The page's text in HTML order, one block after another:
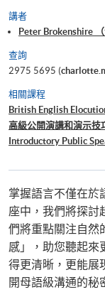
講者
Peter Brokenshire
查詢
2975 5695 (
相關課程
British English
高級公開演講和演示技
Introductory Public
掌握語言不僅在於
座中，我們將探討
們將重點關注自然
感」，助您聽起來
得更清晰，更能展
開母語級溝通的秘